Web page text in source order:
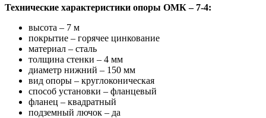
Технические характеристики опоры ОМК – 7-4:
высота – 7 м
покрытие – горячее цинкование
материал – сталь
толщина стенки – 4 мм
диаметр нижний – 150 мм
вид опоры – круглоконическая
способ установки – фланцевый
фланец – квадратный
подземный лючок – да